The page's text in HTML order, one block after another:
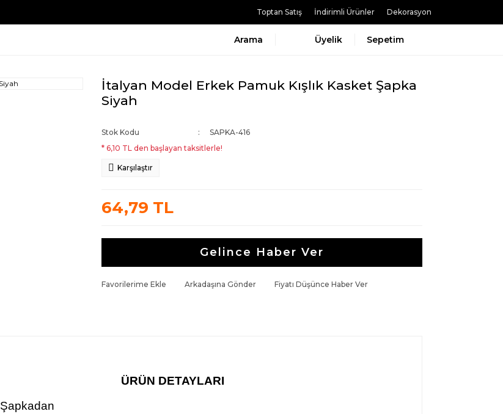
Toptan Satış İndirimli Ürünler Dekorasyon
Arama Üyelik Sepetim
İtalyan Model Erkek Pamuk Kışlık Kasket Şapka
Siyah
Stok Kodu
SAPKA-416
* 6,10 TL den başlayan taksitlerle!
Karşılaştır
64,79 TL
Gelince Haber Ver
Favorilerime Ekle Arkadaşına Gönder Fiyatı Düşünce Haber Ver
ÜRÜN DETAYLARI
Şapkadan